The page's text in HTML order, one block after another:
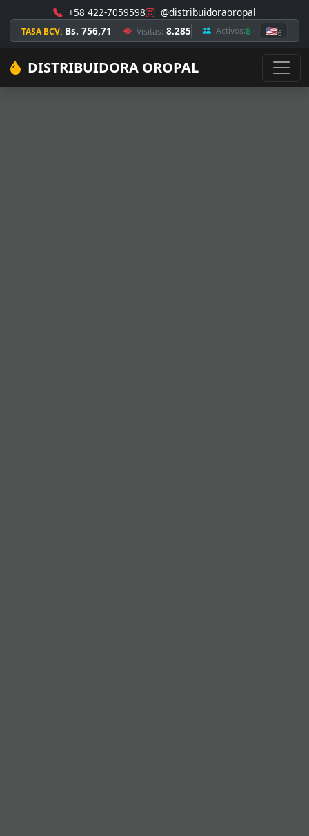
+58 422-7059598 @distribuidoraoropal
TASA BCV: Bs. 756,71 Visitas: 8.285 Activos:6 🇺🇸6
DISTRIBUIDORA OROPAL